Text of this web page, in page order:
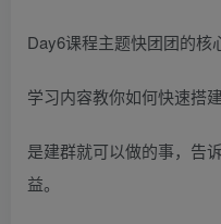
Day6课程主题快团团的核
学习内容教你如何快速搭
是建群就可以做的事，告
益。